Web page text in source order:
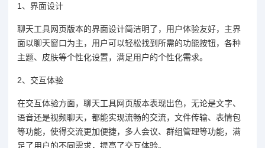
1、界面设计
聊天工具网页版本的界面设计简洁明了，用户体验友好，主界
面以聊天窗口为主，用户可以轻松找到所需的功能按钮，各种
主题、皮肤等个性化设置，满足用户的个性化需求。
2、交互体验
在交互体验方面，聊天工具网页版本表现出色，无论是文字、
语音还是视频聊天，都能实现流畅的交流，文件传输、表情包
等功能，使得交流更加便捷，多人会议、群组管理等功能，满
足了用户的不同需求，提高了交互体验。